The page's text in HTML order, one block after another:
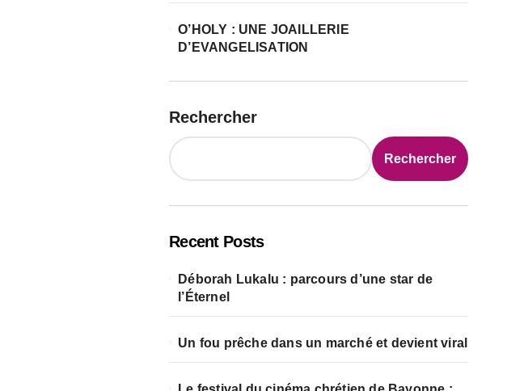
O’HOLY : UNE JOAILLERIE
D’EVANGELISATION
Rechercher
Rechercher
Recent Posts
Déborah Lukalu : parcours d’une star de
l’Éternel
Un fou prêche dans un marché et devient viral